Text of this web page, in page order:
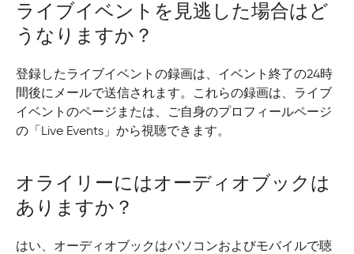
ライブイベントを見逃した場合はど
うなりますか？
登録したライブイベントの録画は、イベント終了の24時
間後にメールで送信されます。これらの録画は、ライブ
イベントのページまたは、ご自身のプロフィールページ
の「Live Events」から視聴できます。
オライリーにはオーディオブックは
ありますか？
はい、オーディオブックはパソコンおよびモバイルで聴